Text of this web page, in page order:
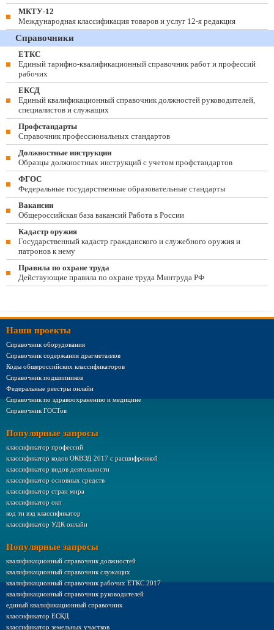
МКТУ-12
Международная классификация товаров и услуг 12-я редакция
Справочники
ЕТКС
Единый тарифно-квалификационный справочник работ и профессий
рабочих
ЕКСД
Единый квалификационный справочник должностей руководителей,
специалистов и служащих
Профстандарты
Справочник профессиональных стандартов
Должностные инструкции
Образцы должностных инструкций с учетом профстандартов
ФГОС
Федеральные государственные образовательные стандарты
Вакансии
Общероссийская база вакансий Работа в России
Кадастр оружия
Государственный кадастр гражданского и служебного оружия и
патронов к нему
Правила по охране труда
Действующие правила по охране труда Минтруда РФ
Наши проекты
Справочник оборудования
Справочник содержания драгметаллов
Коды общероссийских классификаторов
Справочник подшипников
Федеральные реестры онлайн
Справочник по здравоохранению и медицине
Справочник ГОСТов
Популярные запросы
классификатор профессий
классификатор кодов ОКВЭД 2017 с расшифровкой
классификатор видов деятельности
классификатор основных средств
классификатор стран мира
классификатор окп
код тн вэд классификатор
классификатор УДК онлайн
Популярные запросы
квалификационный справочник должностей
квалификационный справочник служащих
квалификационный справочник рабочих ЕТКС 2017
квалификационный справочник руководителей
единый квалификационный справочник
классификатор ЕСКД
классификатор земельных участков